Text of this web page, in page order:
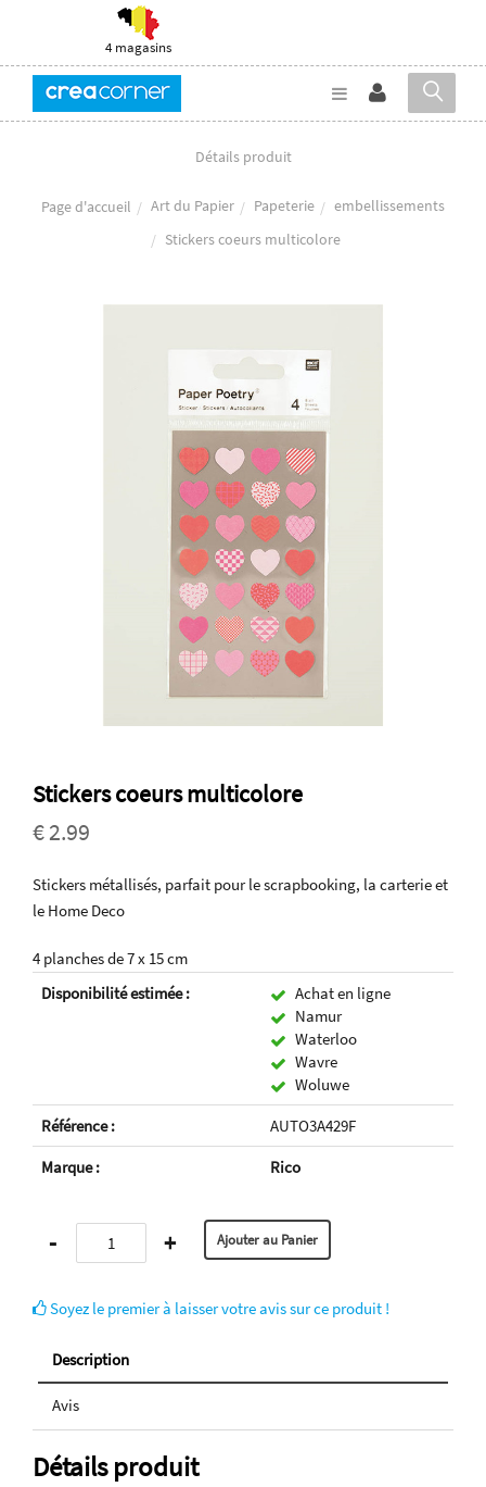
4 magasins
Détails produit
Page d'accueil Art du Papier Papeterie
embellissements
Stickers coeurs multicolore
Stickers coeurs multicolore
€ 2.99
Stickers métallisés, parfait pour le scrapbooking, la carterie et
le Home Deco
4 planches de 7 x 15 cm
Disponibilité estimée :
Achat en ligne
Namur
Waterloo
Wavre
Woluwe
Référence :
AUTO3A429F
Marque :
Rico
- +
Soyez le premier à laisser votre avis sur ce produit !
Description
Avis
Détails produit